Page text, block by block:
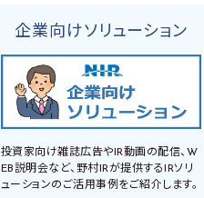
企業向けソリューション
投資家向け雑誌広告やIR動画の配信、W
EB説明会など、野村IRが提供するIRソリ
ューションのご活用事例をご紹介します。